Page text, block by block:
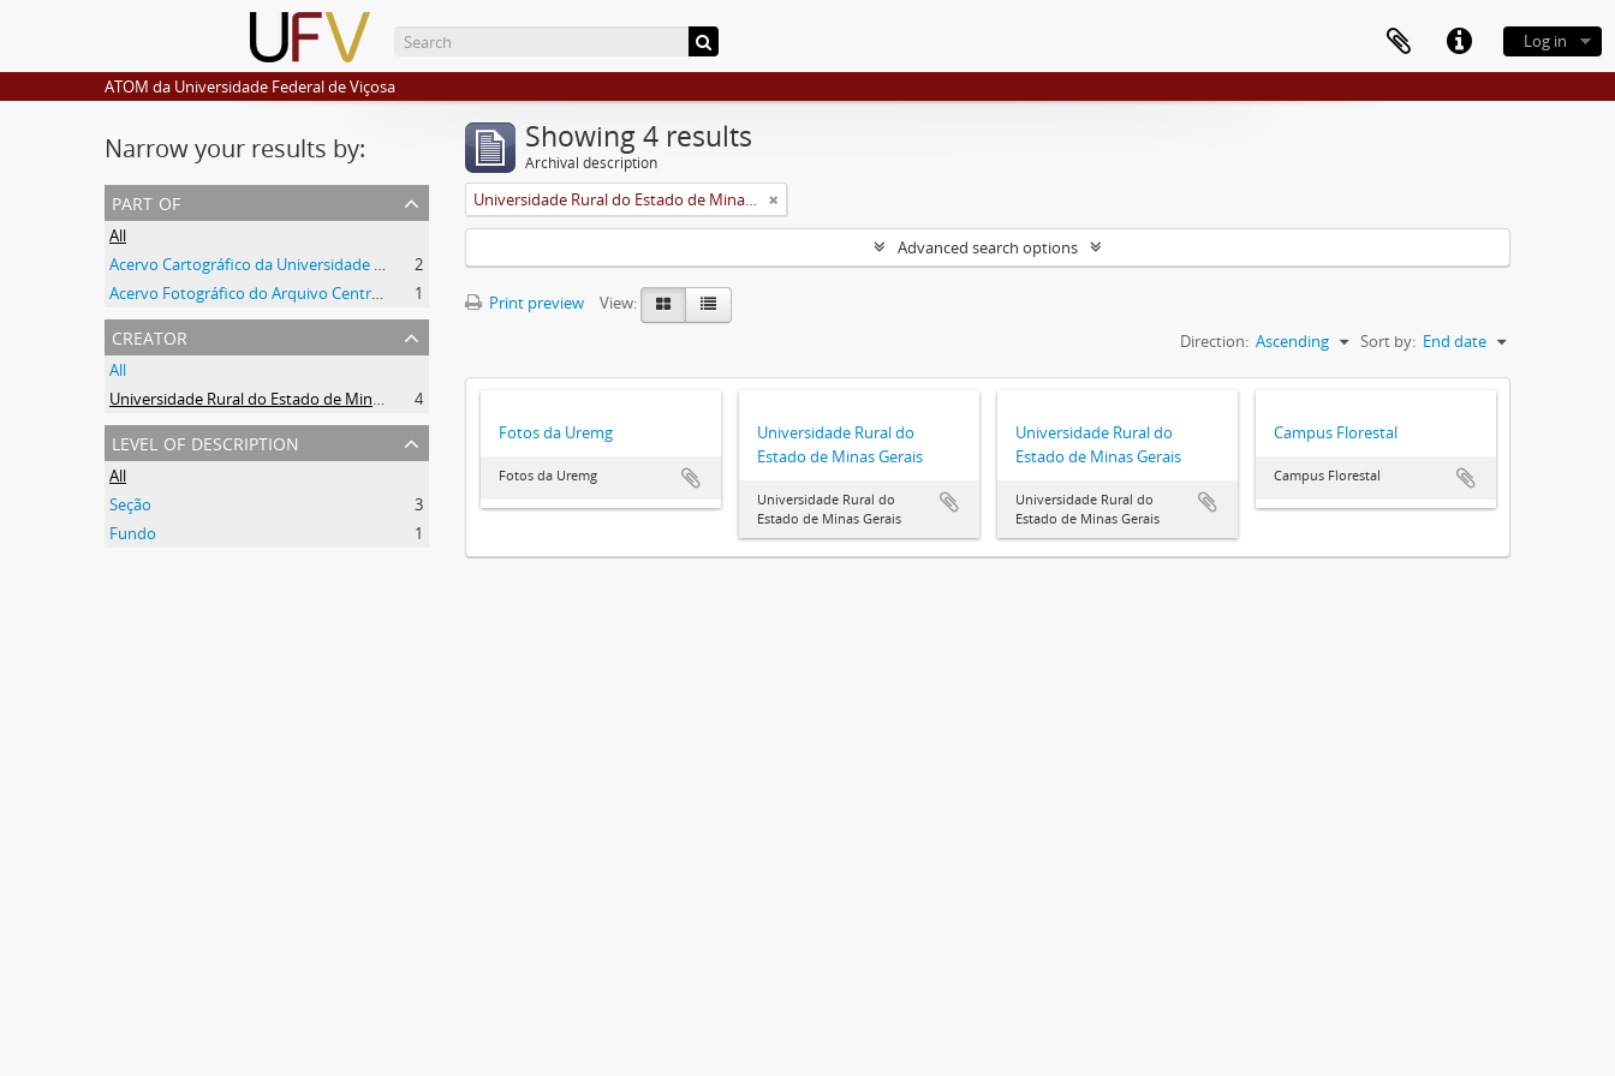
Log in
ATOM da Universidade Federal de Viçosa
Narrow your results by:
part of
All
Acervo Cartográfico da Universidade Federal de Viçosa
2
Acervo Fotográfico do Arquivo Central Histórico da UFV
1
creator
All
Universidade Rural do Estado de Minas Gerais (Uremg)
4
level of description
All
Seção
3
Fundo
1
Showing 4 results
Archival description
Universidade Rural do Estado de Minas Gerais (Uremg)
Advanced search options
Print preview
View:
Sort by: End date
Direction: Ascending
Fotos da Uremg
Fotos da Uremg
Universidade Rural do
Estado de Minas Gerais
Universidade Rural do
Estado de Minas Gerais
Universidade Rural do
Estado de Minas Gerais
Universidade Rural do
Estado de Minas Gerais
Campus Florestal
Campus Florestal